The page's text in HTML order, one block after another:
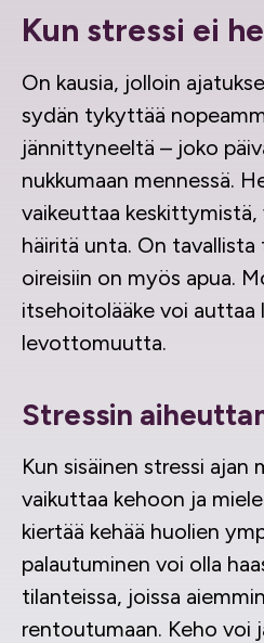
Kun stressi ei
On kausia, jolloin
sydän tykyttää
jännittyneeltä – joko
nukkumaan mennessä.
vaikeuttaa keskittymistä,
häiritä unta. On
oireisiin on myös apua.
itsehoitolääke voi auttaa
levottomuutta.
Stressin
Kun sisäinen stressi ajan
vaikuttaa kehoon ja
kiertää kehää huolien
palautuminen voi olla
tilanteissa, joissa
rentoutumaan. Keho voi